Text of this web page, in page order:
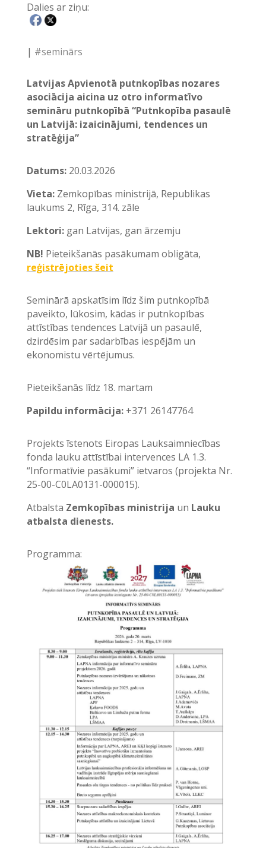
Dalies ar ziņu:
| #seminārs
Latvijas Apvienotā putnkopības nozares
asociācija aicina uz otro informatīvo
semināru putnkopībā “Putnkopība pasaulē
un Latvijā: izaicinājumi, tendences un
stratēģija”
Datums: 20.03.2026
Vieta:Zemkopības ministrijā, Republikas
laukums 2, Rīga, 314. zāle
Lektori: gan Latvijas, gan ārzemju
NB! Pieteikšanās pasākumam obligāta,
reģistrējoties šeit
Seminārā apskatīsim līdz šim putnkopībā
paveikto, lūkosim, kādas ir putnkopības
attīstības tendences Latvijā un pasaulē,
dzirdēsim par sadarbības iespējām un
ekonomistu vērtējumus.
Pieteikšanās līdz 18. martam
Papildu informācija:+371 26147764
Projekts īstenots Eiropas Lauksaimniecības
fonda lauku attīstībai intervences LA 1.3.
“Informatīvie pasākumi” ietvaros (projekta Nr.
25-00-C0LA0131-000015).
Atbalsta Zemkopības ministrija un Lauku
atbalsta dienests.
Programma: